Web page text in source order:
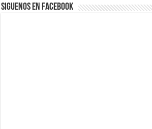
Siguenos en Facebook